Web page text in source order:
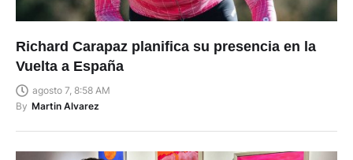
Richard Carapaz planifica su presencia en la
Vuelta a España
agosto 7, 8:58 AM
By Martin Alvarez